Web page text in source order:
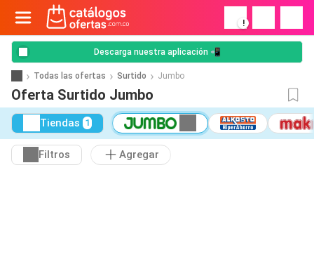
!
Descarga nuestra aplicación 📲
Todas las ofertas Surtido Jumbo
Oferta Surtido Jumbo
Tiendas 1
Filtros Agregar